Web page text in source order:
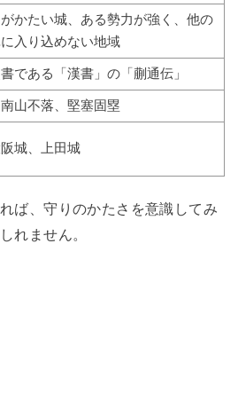
かたい城、ある勢力が強く、他の
入り込めない地域
である「漢書」の「蒯通伝」
山不落、堅塞固塁
城、上田城
ば、守りのかたさを意識してみ
れません。